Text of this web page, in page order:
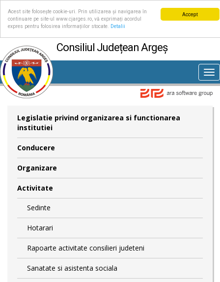
Accept
Acest site folosește cookie-uri. Prin utilizarea și navigarea în
continuare pe site-ul www.cjarges.ro, vă exprimați acordul
expres pentru folosirea informațiilor stocate.
Detalii
Consiliul Județean Argeș
Legislatie privind organizarea si functionarea
institutiei
Conducere
Organizare
Activitate
Sedinte
Hotarari
Rapoarte activitate consilieri judeteni
Sanatate si asistenta sociala